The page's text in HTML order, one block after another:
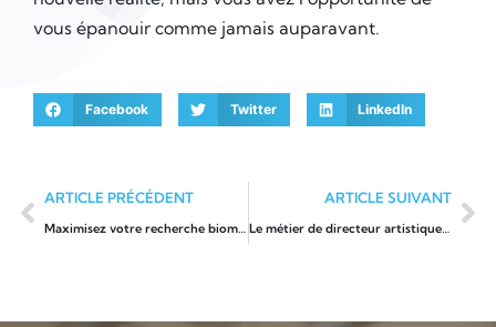
vous épanouir comme jamais auparavant.
Facebook Twitter LinkedIn
ARTICLE PRÉCÉDENT
Maximisez votre recherche biomédicale avec la formation Biblioinserm
ARTICLE SUIVANT
Le métier de directeur artistique dans les entreprises d’aujourd’hui.